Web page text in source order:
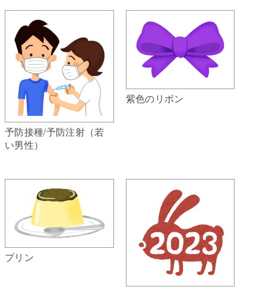
予防接種/予防注射（若
い男性）
紫色のリボン
プリン